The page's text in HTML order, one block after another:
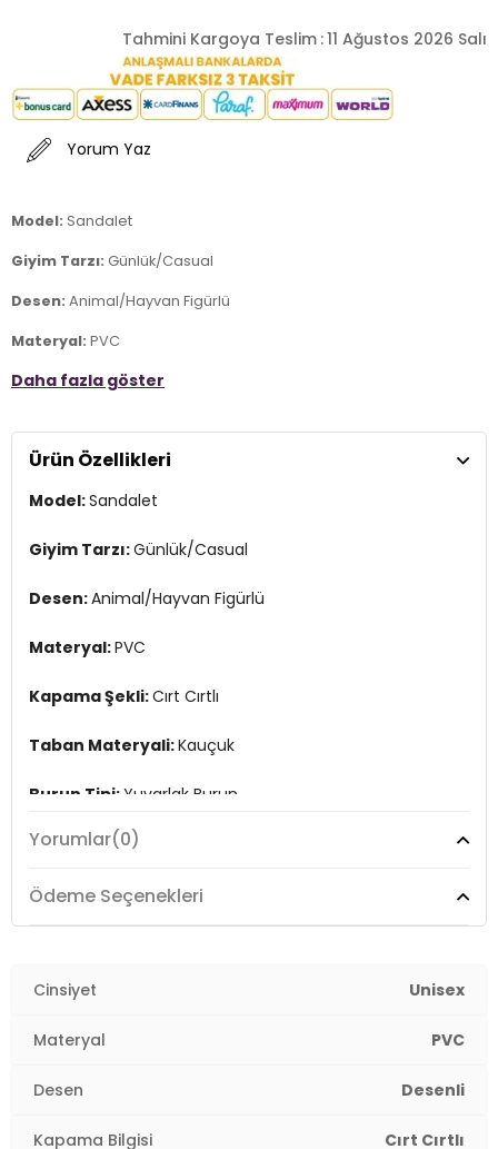
Tahmini Kargoya Teslim :11 Ağustos 2026 Salı
Yorum Yaz
Model: Sandalet
Giyim Tarzı: Günlük/Casual
Desen: Animal/Hayvan Figürlü
Materyal: PVC
Kapama Şekli:Cırt Cırtlı
Burun Tipi:Yuvarlak Burun
Topuk Boyu:Belirtilmemiş
Topuk Tipi:
4DY0S10372.68
Daha fazla göster
Ürün Özellikleri
Model:Sandalet
Giyim Tarzı:Günlük/Casual
Desen:Animal/Hayvan Figürlü
Materyal:PVC
Kapama Şekli:Cırt Cırtlı
Taban Materyali:Kauçuk
Burun Tipi:Yuvarlak Burun
Topuk Boyu:
Topuk Tipi:Düz
Menşei:
Yorumlar(0)
Ödeme Seçenekleri
Cinsiyet Unisex
Materyal PVC
Desen Desenli
Kapama Bilgisi Cırt Cırtlı